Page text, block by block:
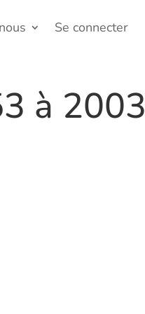
Se connecter
à 2003